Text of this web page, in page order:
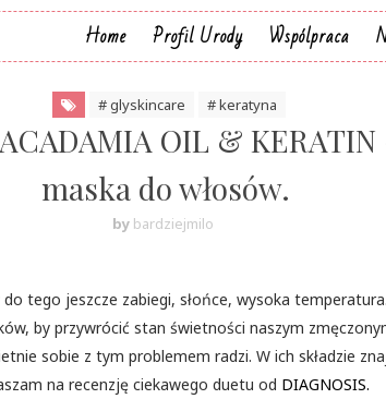
Home Profil Urody Wspólpraca
# glyskincare # keratyna
OIL &
maska do włosów.
by bardziejmilo
tego jeszcze zabiegi, słońce, wysoka
by przywrócić stan świetności naszym
sobie z tym problemem radzi. W ich składzie
na recenzję ciekawego duetu od DIAGNOSIS.